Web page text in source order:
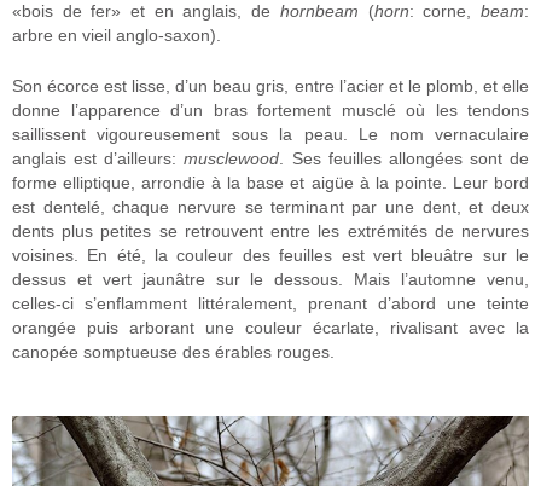
«bois de fer» et en anglais, de hornbeam (horn: corne,beam:
arbre en vieil anglo-saxon).
Son écorce est lisse, d’un beau gris, entre l’acier et le plomb, et elle
donne l’apparence d’un bras fortement musclé où les tendons
saillissent vigoureusement sous la peau. Le nom vernaculaire
anglais est d’ailleurs:musclewood . Ses feuilles allongées sont de
forme elliptique, arrondie à la base et aigüe à la pointe. Leur bord
est dentelé, chaque nervure se terminant par une dent, et deux
dents plus petites se retrouvent entre les extrémités de nervures
voisines. En été, la couleur des feuilles est vert bleuâtre sur le
dessus et vert jaunâtre sur le dessous. Mais l’automne venu,
celles-ci s’enflamment littéralement, prenant d’abord une teinte
orangée puis arborant une couleur écarlate, rivalisant avec la
canopée somptueuse des érables rouges.